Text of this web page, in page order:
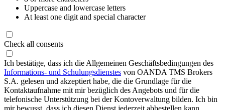
Uppercase and lowercase letters
At least one digit and special character
Check all consents
Ich bestätige, dass ich die Allgemeinen Geschäftsbedingungen des
Informations- und Schulungsdienstes von OANDA TMS Brokers
S.A. gelesen und akzeptiert habe, die die Grundlage für die
Kontaktaufnahme mit mir bezüglich des Angebots und für die
telefonische Unterstützung bei der Kontoverwaltung bilden. Ich bin
mir bewusst, dass ich diesen Dienst jederzeit abbestellen kann.